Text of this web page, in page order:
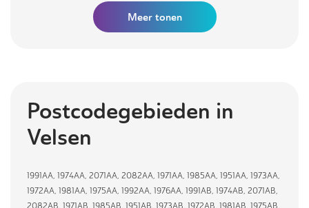
Meertonen
Postcodegebieden in
Velsen
1991AA, 1974AA, 2071AA, 2082AA, 1971AA, 1985AA, 1951AA, 1973AA,
1972AA, 1981AA, 1975AA, 1992AA, 1976AA, 1991AB, 1974AB, 2071AB,
2082AB, 1971AB, 1985AB, 1951AB, 1973AB, 1972AB, 1981AB, 1975AB,